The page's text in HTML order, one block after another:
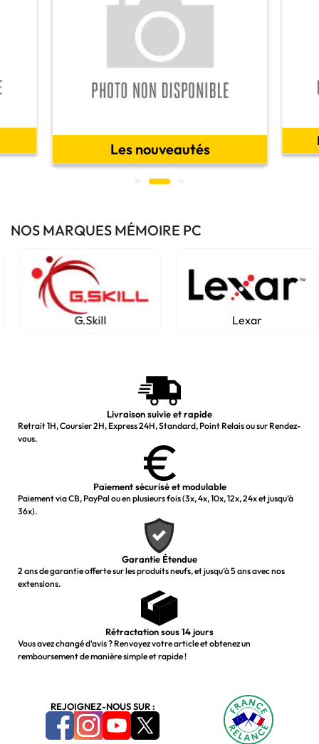
Les nouveautés
NOS MARQUES MÉMOIRE PC
G.Skill Lexar
Livraison suivie et rapide
Retrait 1H, Coursier 2H, Express 24H, Standard, Point Relais ou sur Rendez-
vous.
Paiement sécurisé et modulable
Paiement via CB, PayPal ou en plusieurs fois (3x, 4x, 10x, 12x, 24x et jusqu’à
36x).
Garantie Étendue
2 ans de garantie offerte sur les produits neufs, et jusqu’à 5 ans avec nos
extensions.
Rétractation sous 14 jours
Vous avez changé d’avis ? Renvoyez votre article et obtenez un
remboursement de manière simple et rapide !
REJOIGNEZ-NOUS SUR :